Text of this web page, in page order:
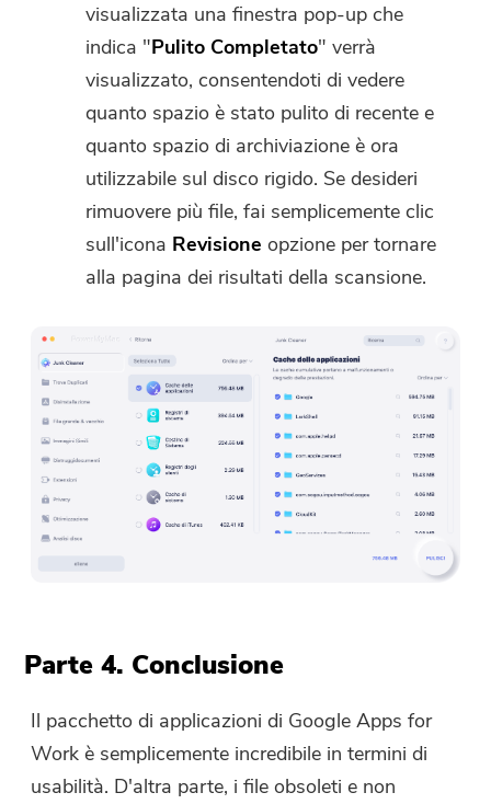
visualizzata una finestra pop-up che
indica "Pulito Completato" verrà
visualizzato, consentendoti di vedere
quanto spazio è stato pulito di recente e
quanto spazio di archiviazione è ora
utilizzabile sul disco rigido. Se desideri
rimuovere più file, fai semplicemente clic
sull'icona Revisioneopzione per tornare
alla pagina dei risultati della scansione.
Parte 4. Conclusione
Il pacchetto di applicazioni di Google Apps for
Work è semplicemente incredibile in termini di
usabilità. D'altra parte, i file obsoleti e non